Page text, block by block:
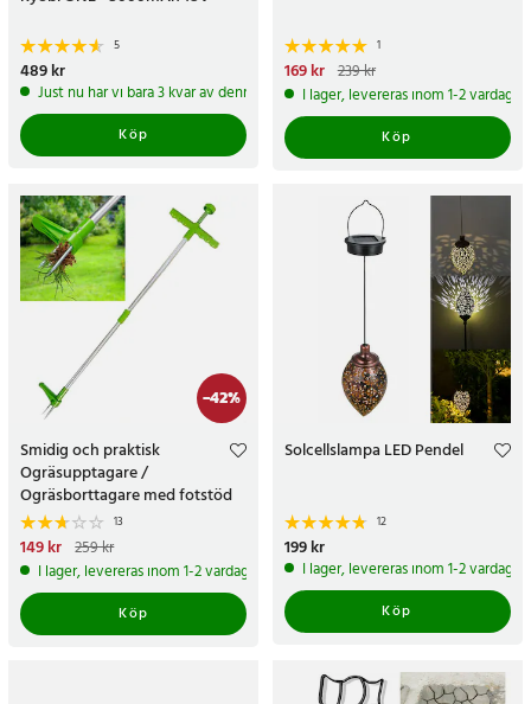
5
Pris:489 kr
489 kr
Just nu har vi bara 3 kvar av denna produkt
Köp
1
Nuvarande pris
pris:239 kr
169 kr 239 kr
I lager, levereras inom 1-2 vardagar
Köp
-42%
Smidig och praktisk
Ogräsupptagare /
Ogräsborttagare med fotstöd
13
Nuvarande pris
pris:259 kr
149 kr 259 kr
I lager, levereras inom 1-2 vardagar
Köp
Solcellslampa LED Pendel
12
Pris:199 kr
199 kr
I lager, levereras inom 1-2 vardagar
Köp